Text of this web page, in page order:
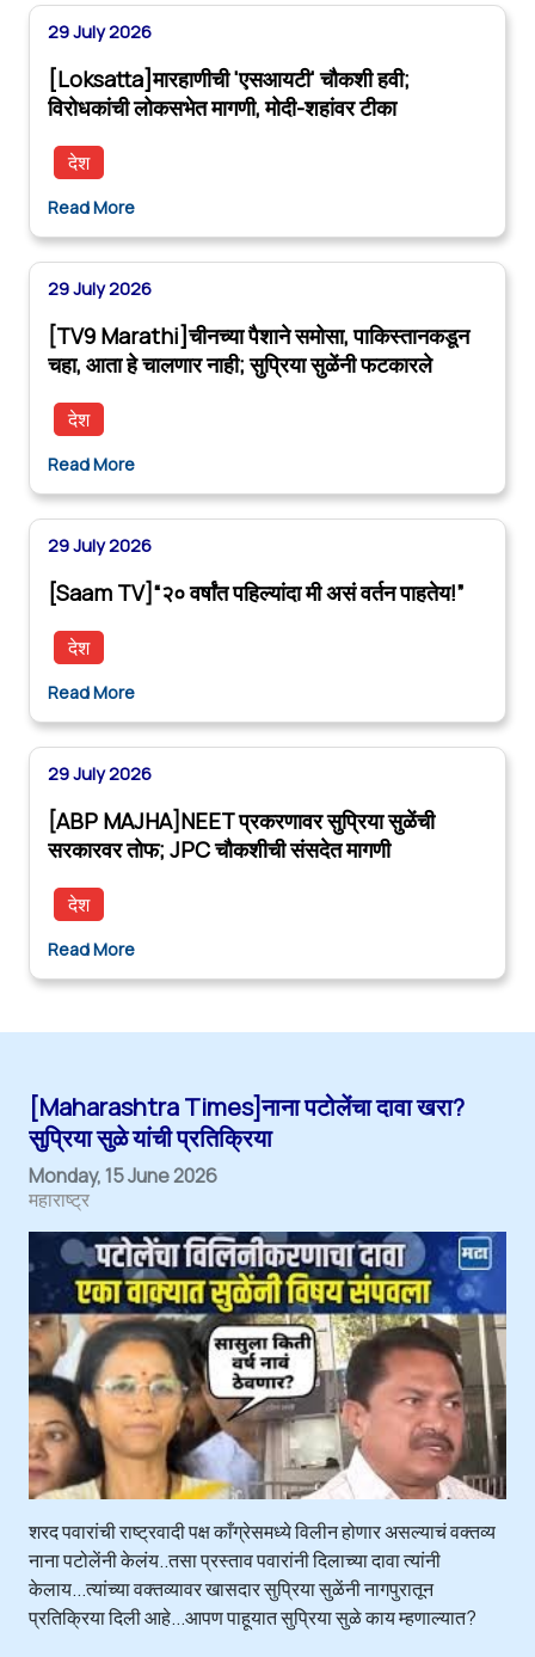
29 July 2026
[Loksatta]मारहाणीची 'एसआयटी' चौकशी हवी;
विरोधकांची लोकसभेत मागणी, मोदी-शहांवर टीका
देश
Read More
29 July 2026
[TV9 Marathi]चीनच्या पैशाने समोसा, पाकिस्तानकडून
चहा, आता हे चालणार नाही; सुप्रिया सुळेंनी फटकारले
देश
Read More
29 July 2026
[Saam TV]“२० वर्षांत पहिल्यांदा मी असं वर्तन पाहतेय!”
देश
Read More
29 July 2026
[ABP MAJHA]NEET प्रकरणावर सुप्रिया सुळेंची
सरकारवर तोफ; JPC चौकशीची संसदेत मागणी
देश
Read More
[Maharashtra Times]नाना पटोलेंचा दावा खरा?
सुप्रिया सुळे यांची प्रतिक्रिया
Monday, 15 June 2026
महाराष्ट्र
शरद पवारांची राष्ट्रवादी पक्ष काँग्रेसमध्ये विलीन होणार असल्याचं वक्तव्य
नाना पटोलेंनी केलंय..तसा प्रस्ताव पवारांनी दिलाच्या दावा त्यांनी
केलाय...त्यांच्या वक्तव्यावर खासदार सुप्रिया सुळेंनी नागपुरातून
प्रतिक्रिया दिली आहे...आपण पाहूयात सुप्रिया सुळे काय म्हणाल्यात?